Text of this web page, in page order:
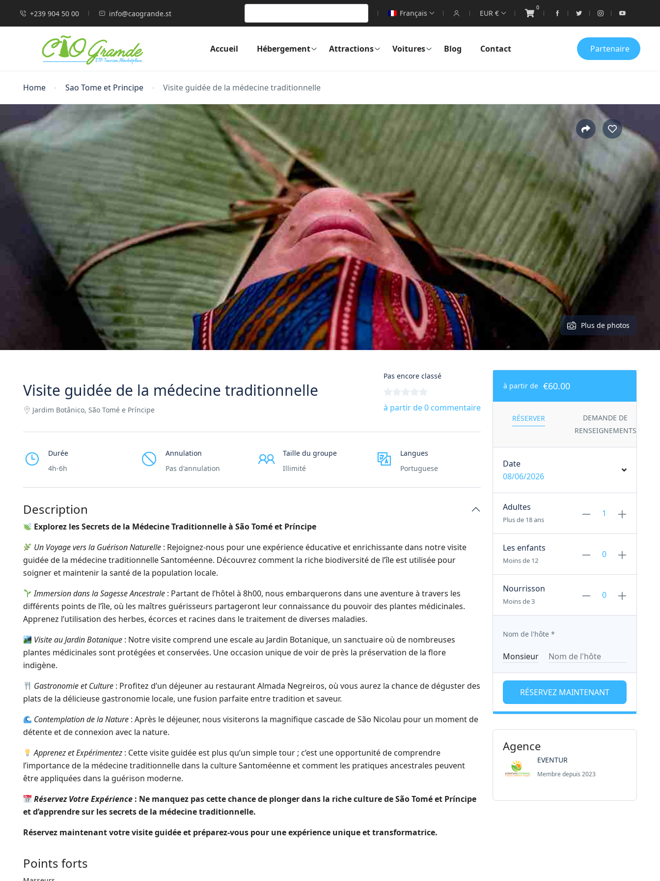
+239 904 50 00 info@caogrande.st Français EUR €
0
Accueil Hébergement Attractions Voitures Blog Contact Partenaire
Home Sao Tome et Principe Visite guidée de la médecine traditionnelle
Plus de photos
Visite guidée de la médecine traditionnelle
Jardim Botânico, São Tomé e Príncipe
Pas encore classé
à partir de 0 commentaire
Durée
4h-6h
Annulation
Pas d'annulation
Taille du groupe
Illimité
Langues
Portuguese
Description
Explorez les Secrets de la Médecine Traditionnelle à São Tomé et Príncipe
Un Voyage vers la Guérison Naturelle : Rejoignez-nous pour une expérience éducative et enrichissante dans notre visite
guidée de la médecine traditionnelle Santoméenne. Découvrez comment la riche biodiversité de l’île est utilisée pour
soigner et maintenir la santé de la population locale.
Immersion dans la Sagesse Ancestrale : Partant de l’hôtel à 8h00, nous embarquerons dans une aventure à travers les
différents points de l’île, où les maîtres guérisseurs partageront leur connaissance du pouvoir des plantes médicinales.
Apprenez l’utilisation des herbes, écorces et racines dans le traitement de diverses maladies.
Visite au Jardin Botanique : Notre visite comprend une escale au Jardin Botanique, un sanctuaire où de nombreuses
plantes médicinales sont protégées et conservées. Une occasion unique de voir de près la préservation de la flore
indigène.
Gastronomie et Culture : Profitez d’un déjeuner au restaurant Almada Negreiros, où vous aurez la chance de déguster des
plats de la délicieuse gastronomie locale, une fusion parfaite entre tradition et saveur.
Contemplation de la Nature : Après le déjeuner, nous visiterons la magnifique cascade de São Nicolau pour un moment de
détente et de connexion avec la nature.
Apprenez et Expérimentez : Cette visite guidée est plus qu’un simple tour ; c’est une opportunité de comprendre
l’importance de la médecine traditionnelle dans la culture Santoméenne et comment les pratiques ancestrales peuvent
être appliquées dans la guérison moderne.
Réservez Votre Expérience : Ne manquez pas cette chance de plonger dans la riche culture de São Tomé et Príncipe
et d’apprendre sur les secrets de la médecine traditionnelle.
Réservez maintenant votre visite guidée et préparez-vous pour une expérience unique et transformatrice.
Points forts
à partir de €60.00
RÉSERVER
DEMANDE DE
RENSEIGNEMENTS
Date
08/06/2026
Adultes
Plus de 18 ans
Les enfants
Moins de 12
Nourrisson
Moins de 3
Nom de l'hôte *
RÉSERVEZ MAINTENANT
Agence
EVENTUR
Membre depuis 2023